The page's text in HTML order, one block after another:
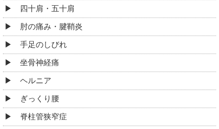
四十肩・五十肩
肘の痛み・腱鞘炎
手足のしびれ
坐骨神経痛
ヘルニア
ぎっくり腰
脊柱管狭窄症